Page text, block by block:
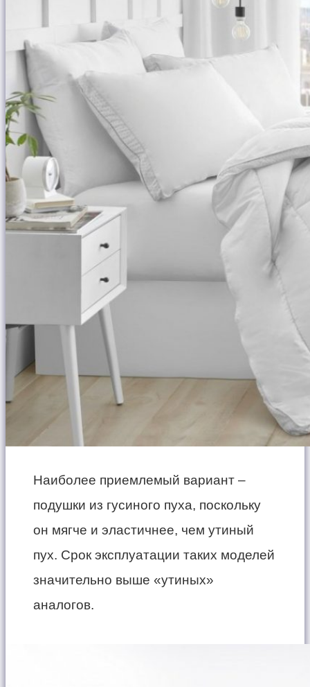
Наиболее приемлемый вариант –
подушки из гусиного пуха, поскольку
он мягче и эластичнее, чем утиный
пух. Срок эксплуатации таких моделей
значительно выше «утиных»
аналогов.